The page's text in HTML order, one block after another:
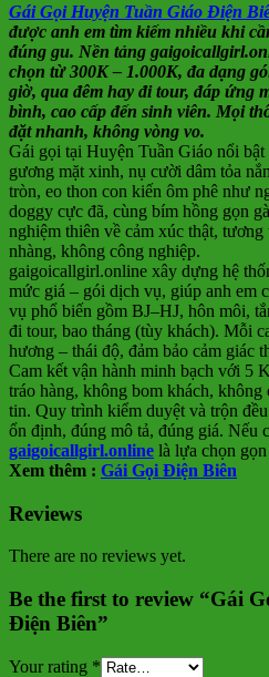
Gái Gọi Huyện Tuần Giáo Điện
được anh em tìm kiếm nhiều khi
đúng gu. Nền tảng
chọn từ 300K – 1.000K, đa dạng
giờ, qua đêm hay đi tour, đáp ứng
bình, cao cấp đến sinh viên. Mọi
đặt nhanh, không vòng vo.
Gái gọi tại Huyện Tuần Giáo nổi
gương mặt xinh, nụ cười dâm tỏa
tròn, eo thon con kiến ôm phê như
doggy cực đã, cùng bím hồng gọn
nghiệm thiên về cảm xúc thật,
nhàng, không công nghiệp.
gaigoicallgirl.online xây dựng hệ
mức giá – gói dịch vụ, giúp anh em
vụ phổ biến gồm BJ–HJ, hôn môi,
đi tour, bao tháng (tùy khách). Mỗi
hương – thái độ, đảm bảo cảm giác
Cam kết vận hành minh bạch với 5
tráo hàng, không bom khách,
tin. Quy trình kiểm duyệt và trộn
ổn định, đúng mô tả, đúng giá. Nếu
gaigoicallgirl.online là lựa chọn
Xem thêm : Gái Gọi Điện Biên
Reviews
There are no reviews yet.
Be the first to review “Gái
Điện Biên”
Your rating *